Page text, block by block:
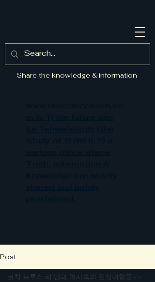
Share the knowledge & information
Post
코치 브루스 리 님과 역사속의 진실여행을~~